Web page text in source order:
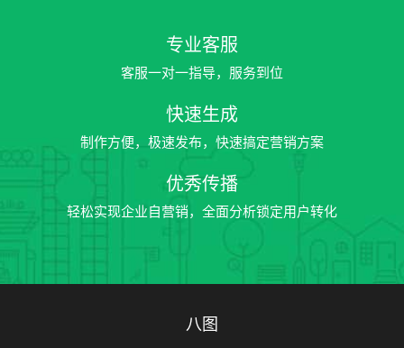
专业客服
客服一对一指导，服务到位
快速生成
制作方便，极速发布，快速搞定营销方案
优秀传播
轻松实现企业自营销，全面分析锁定用户转化
八图